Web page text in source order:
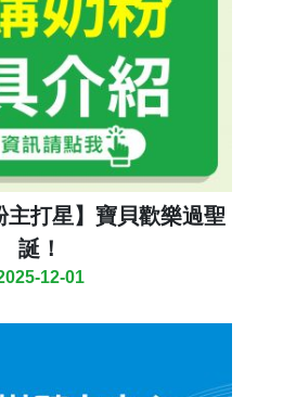
主打星】寶貝歡樂過聖
誕！
12-01